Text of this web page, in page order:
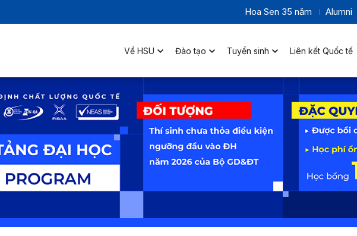
Hoa Sen 35 năm Alumni
Về HSU Đào tạo Tuyển sinh Liên kết Quốc tế